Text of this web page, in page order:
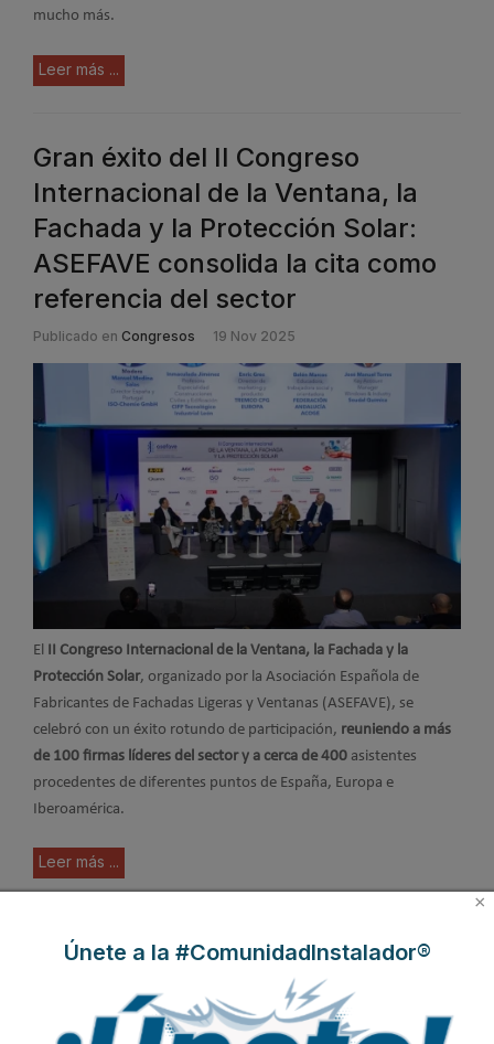
mucho más.
Leer más ...
Gran éxito del II Congreso
Internacional de la Ventana, la
Fachada y la Protección Solar:
ASEFAVE consolida la cita como
referencia del sector
Publicado en Congresos 19 Nov 2025
El
II Congreso Internacional de la Ventana, la Fachada y la
Protección Solar, organizado por la Asociación Española de
Fabricantes de Fachadas Ligeras y Ventanas (ASEFAVE), se
celebró con un éxito rotundo de participación, reuniendo a más
de 100 firmas líderes del sector y a cerca de 400 asistentes
procedentes de diferentes puntos de España, Europa e
Iberoamérica.
Leer más ...
Construcción industrializada.
Claves, ventajas y ejemplos
actuales que marcan tendencia
×
Únete a la #ComunidadInstalador®